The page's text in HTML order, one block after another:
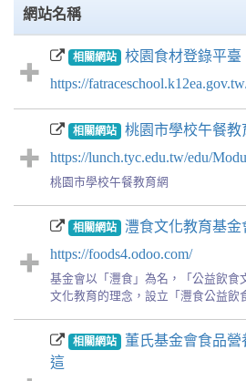
網站名稱
相關網站
校園食材登錄平臺
https://
相關網站
桃園市學校午餐教
https://lunch.tyc.edu.tw/edu/
桃園市學校午餐教育網
相關網站
灃食文化教育基金
https://foods4.odoo.com/
基金會以「灃食」為名，「公益飲食
文化教育的理念，設立「灃食公益飲
相關網站
董氏基金會食品
這